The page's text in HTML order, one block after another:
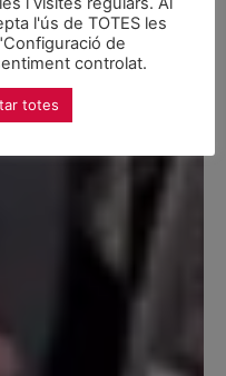
l'ús de TOTES les
de
controlat.
totes
me